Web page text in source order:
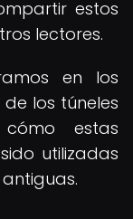
estos
lectores.
en los
los túneles
estas
utilizadas